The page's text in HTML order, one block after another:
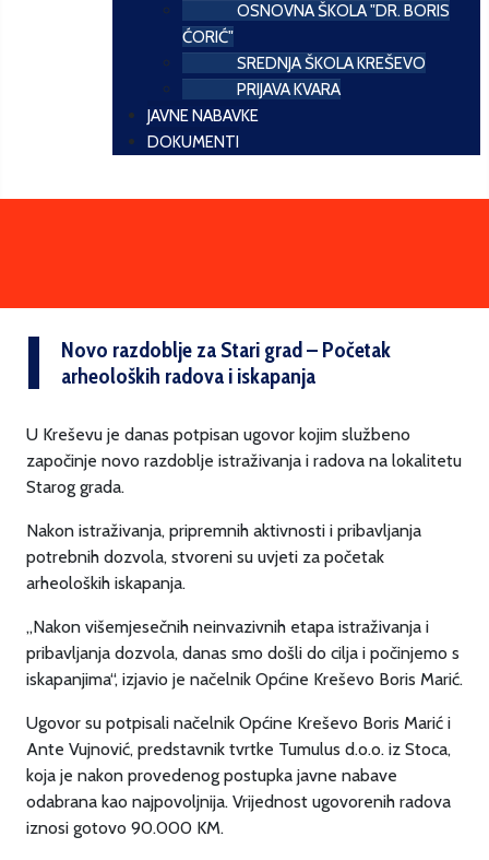
OSNOVNA ŠKOLA "DR. BORIS
ĆORIĆ"
SREDNJA ŠKOLA KREŠEVO
PRIJAVA KVARA
JAVNE NABAVKE
DOKUMENTI
Novo razdoblje za Stari grad – Početak
arheoloških radova i iskapanja
U Kreševu je danas potpisan ugovor kojim službeno
započinje novo razdoblje istraživanja i radova na lokalitetu
Starog grada.
Nakon istraživanja, pripremnih aktivnosti i pribavljanja
potrebnih dozvola, stvoreni su uvjeti za početak
arheoloških iskapanja.
„Nakon višemjesečnih neinvazivnih etapa istraživanja i
pribavljanja dozvola, danas smo došli do cilja i počinjemo s
iskapanjima“, izjavio je načelnik Općine Kreševo Boris Marić.
Ugovor su potpisali načelnik Općine Kreševo Boris Marić i
Ante Vujnović, predstavnik tvrtke Tumulus d.o.o. iz Stoca,
koja je nakon provedenog postupka javne nabave
odabrana kao najpovoljnija. Vrijednost ugovorenih radova
iznosi gotovo 90.000 KM.